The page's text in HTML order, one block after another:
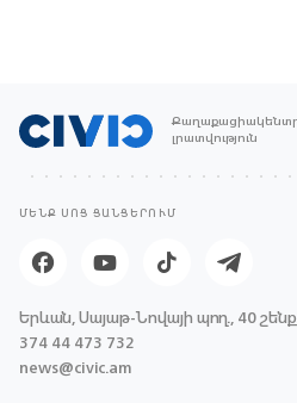
լրատվություն
ՄԵՆՔ ՍՈՑ ՑԱՆՑԵՐՈՒՄ
Երևան, Սայաթ-Նովայի պող., 40 շենք
374 44 473 732
news@civic.am